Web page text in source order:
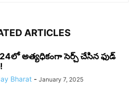
ARTICLES
అత్యధికంగా సెర్చ్ చేసిన ఫుడ్
Bharat - January 7, 2025